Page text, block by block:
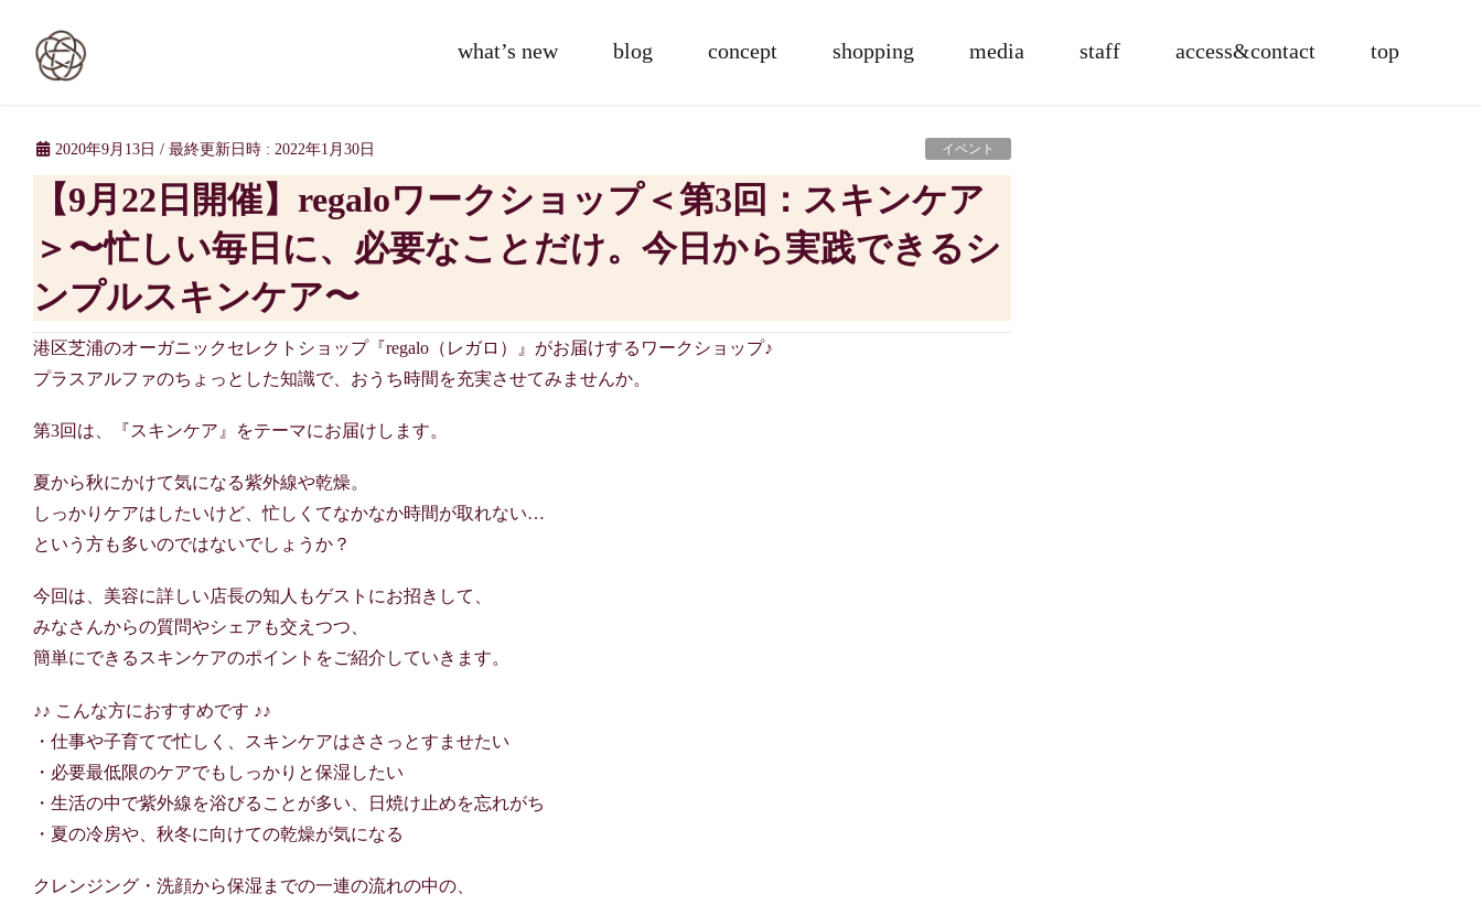
what’s new blog concept shopping media staff access&contact top
2020年9月13日 / 最終更新日時 : 2022年1月30日 イベント
【9月22日開催】regaloワークショップ＜第3回：スキンケア
＞〜忙しい毎日に、必要なことだけ。今日から実践できるシ
ンプルスキンケア〜
港区芝浦のオーガニックセレクトショップ『regalo（レガロ）』がお届けするワークショップ♪
プラスアルファのちょっとした知識で、おうち時間を充実させてみませんか。
第3回は、『スキンケア』をテーマにお届けします。
夏から秋にかけて気になる紫外線や乾燥。
しっかりケアはしたいけど、忙しくてなかなか時間が取れない…
という方も多いのではないでしょうか？
今回は、美容に詳しい店長の知人もゲストにお招きして、
みなさんからの質問やシェアも交えつつ、
簡単にできるスキンケアのポイントをご紹介していきます。
♪♪ こんな方におすすめです ♪♪
・仕事や子育てで忙しく、スキンケアはささっとすませたい
・必要最低限のケアでもしっかりと保湿したい
・生活の中で紫外線を浴びることが多い、日焼け止めを忘れがち
・夏の冷房や、秋冬に向けての乾燥が気になる
クレンジング・洗顔から保湿までの一連の流れの中の、